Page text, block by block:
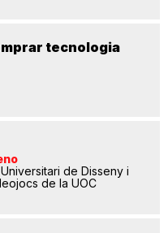
tecnologia
de Disseny i
de la UOC